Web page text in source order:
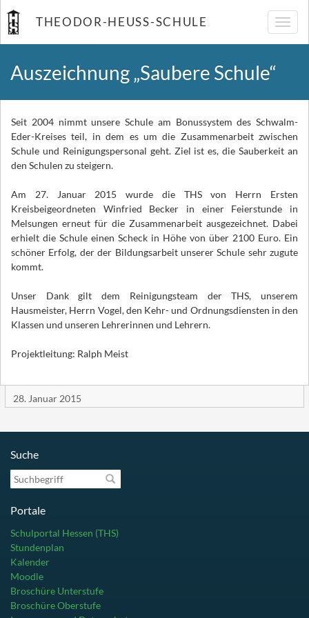
THEODOR-HEUSS-SCHULE
Auszeichnung „Saubere Schule“
Seit 2004 nimmt unsere Schule am Bonussystem des Schwalm-
Eder-Kreises teil, in dem es um die Zusammenarbeit zwischen
Schule und Reinigungspersonal geht. Ziel ist es, die Sauberkeit an
den Schulen zu steigern.
Am 27. Januar 2015 wurde die THS von Herrn Ersten
Kreisbeigeordneten Winfried Becker in einer Feierstunde in
Melsungen erneut für die Zusammenarbeit ausgezeichnet. Dabei
erhielt die Schule einen Scheck in Höhe von über 2100 Euro. Ein
schöner Erfolg, der der Bildungsarbeit unserer Schule sehr zugute
kommt.
Unser Dank gilt dem Reinigungsteam der THS, unserem
Hausmeister, Herrn Vogel, den Kehr- und Ordnungsdiensten in den
Klassen und unseren Lehrerinnen und Lehrern.
Projektleitung: Ralph Meist
28. Januar 2015
Suche
Suchbegriff
Portale
Schulportal Hessen (THS)
Stundenplan
Kalender
Moodle
Broschüre Unterstufe
Broschüre Oberstufe